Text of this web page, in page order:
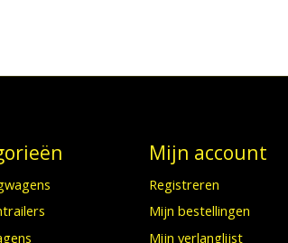
Mijn account
Registreren
Mijn bestellingen
Mijn verlanglijst